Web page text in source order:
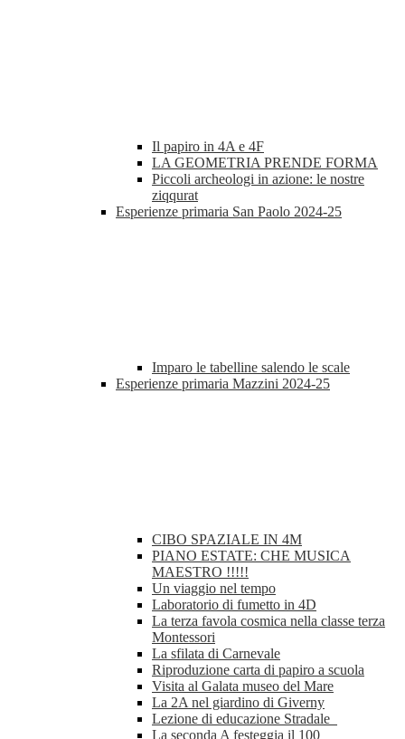
Il papiro in 4A e 4F
LA GEOMETRIA PRENDE FORMA
Piccoli archeologi in azione: le nostre
ziqqurat
Esperienze primaria San Paolo 2024-25
Imparo le tabelline salendo le scale
Esperienze primaria Mazzini 2024-25
CIBO SPAZIALE IN 4M
PIANO ESTATE: CHE MUSICA
MAESTRO !!!!!
Un viaggio nel tempo
Laboratorio di fumetto in 4D
La terza favola cosmica nella classe terza
Montessori
La sfilata di Carnevale
Riproduzione carta di papiro a scuola
Visita al Galata museo del Mare
La 2A nel giardino di Giverny
Lezione di educazione Stradale
La seconda A festeggia il 100